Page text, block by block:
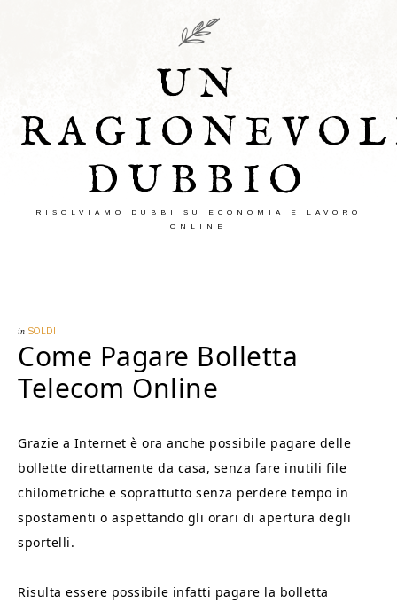
UN
DUBBIO
RISOLVIAMO DUBBI SU ECONOMIA E LAVORO
ONLINE
in SOLDI
Come Pagare Bolletta
Telecom Online
Grazie a Internet è ora anche possibile pagare delle
bollette direttamente da casa, senza fare inutili file
chilometriche e soprattutto senza perdere tempo in
spostamenti o aspettando gli orari di apertura degli
sportelli.
Risulta essere possibile infatti pagare la bolletta